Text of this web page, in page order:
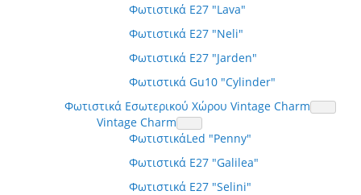
Φωτιστικά E27 "Lava"
Φωτιστικά E27 "Neli"
Φωτιστικά E27 "Jarden"
Φωτιστικά Gu10 "Cylinder"
Φωτιστικά Εσωτερικού Χώρου Vintage Charm
Vintage Charm
ΦωτιστικάLed "Penny"
Φωτιστικά E27 "Galilea"
Φωτιστικά E27 "Selini"